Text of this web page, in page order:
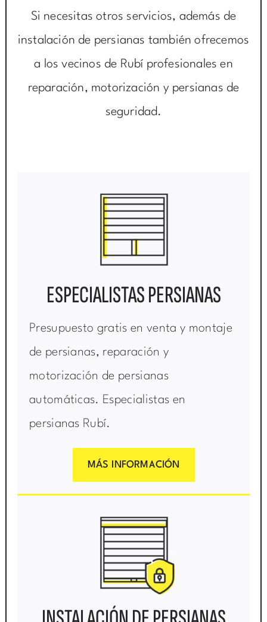
Si necesitas otros servicios, además de
instalación de persianas también ofrecemos
a los vecinos de Rubí profesionales en
reparación, motorización y persianas de
seguridad.
ESPECIALISTAS PERSIANAS
Presupuesto gratis en venta y montaje
de persianas, reparación y
motorización de persianas
automáticas. Especialistas en
persianas Rubí.
MÁS INFORMACIÓN